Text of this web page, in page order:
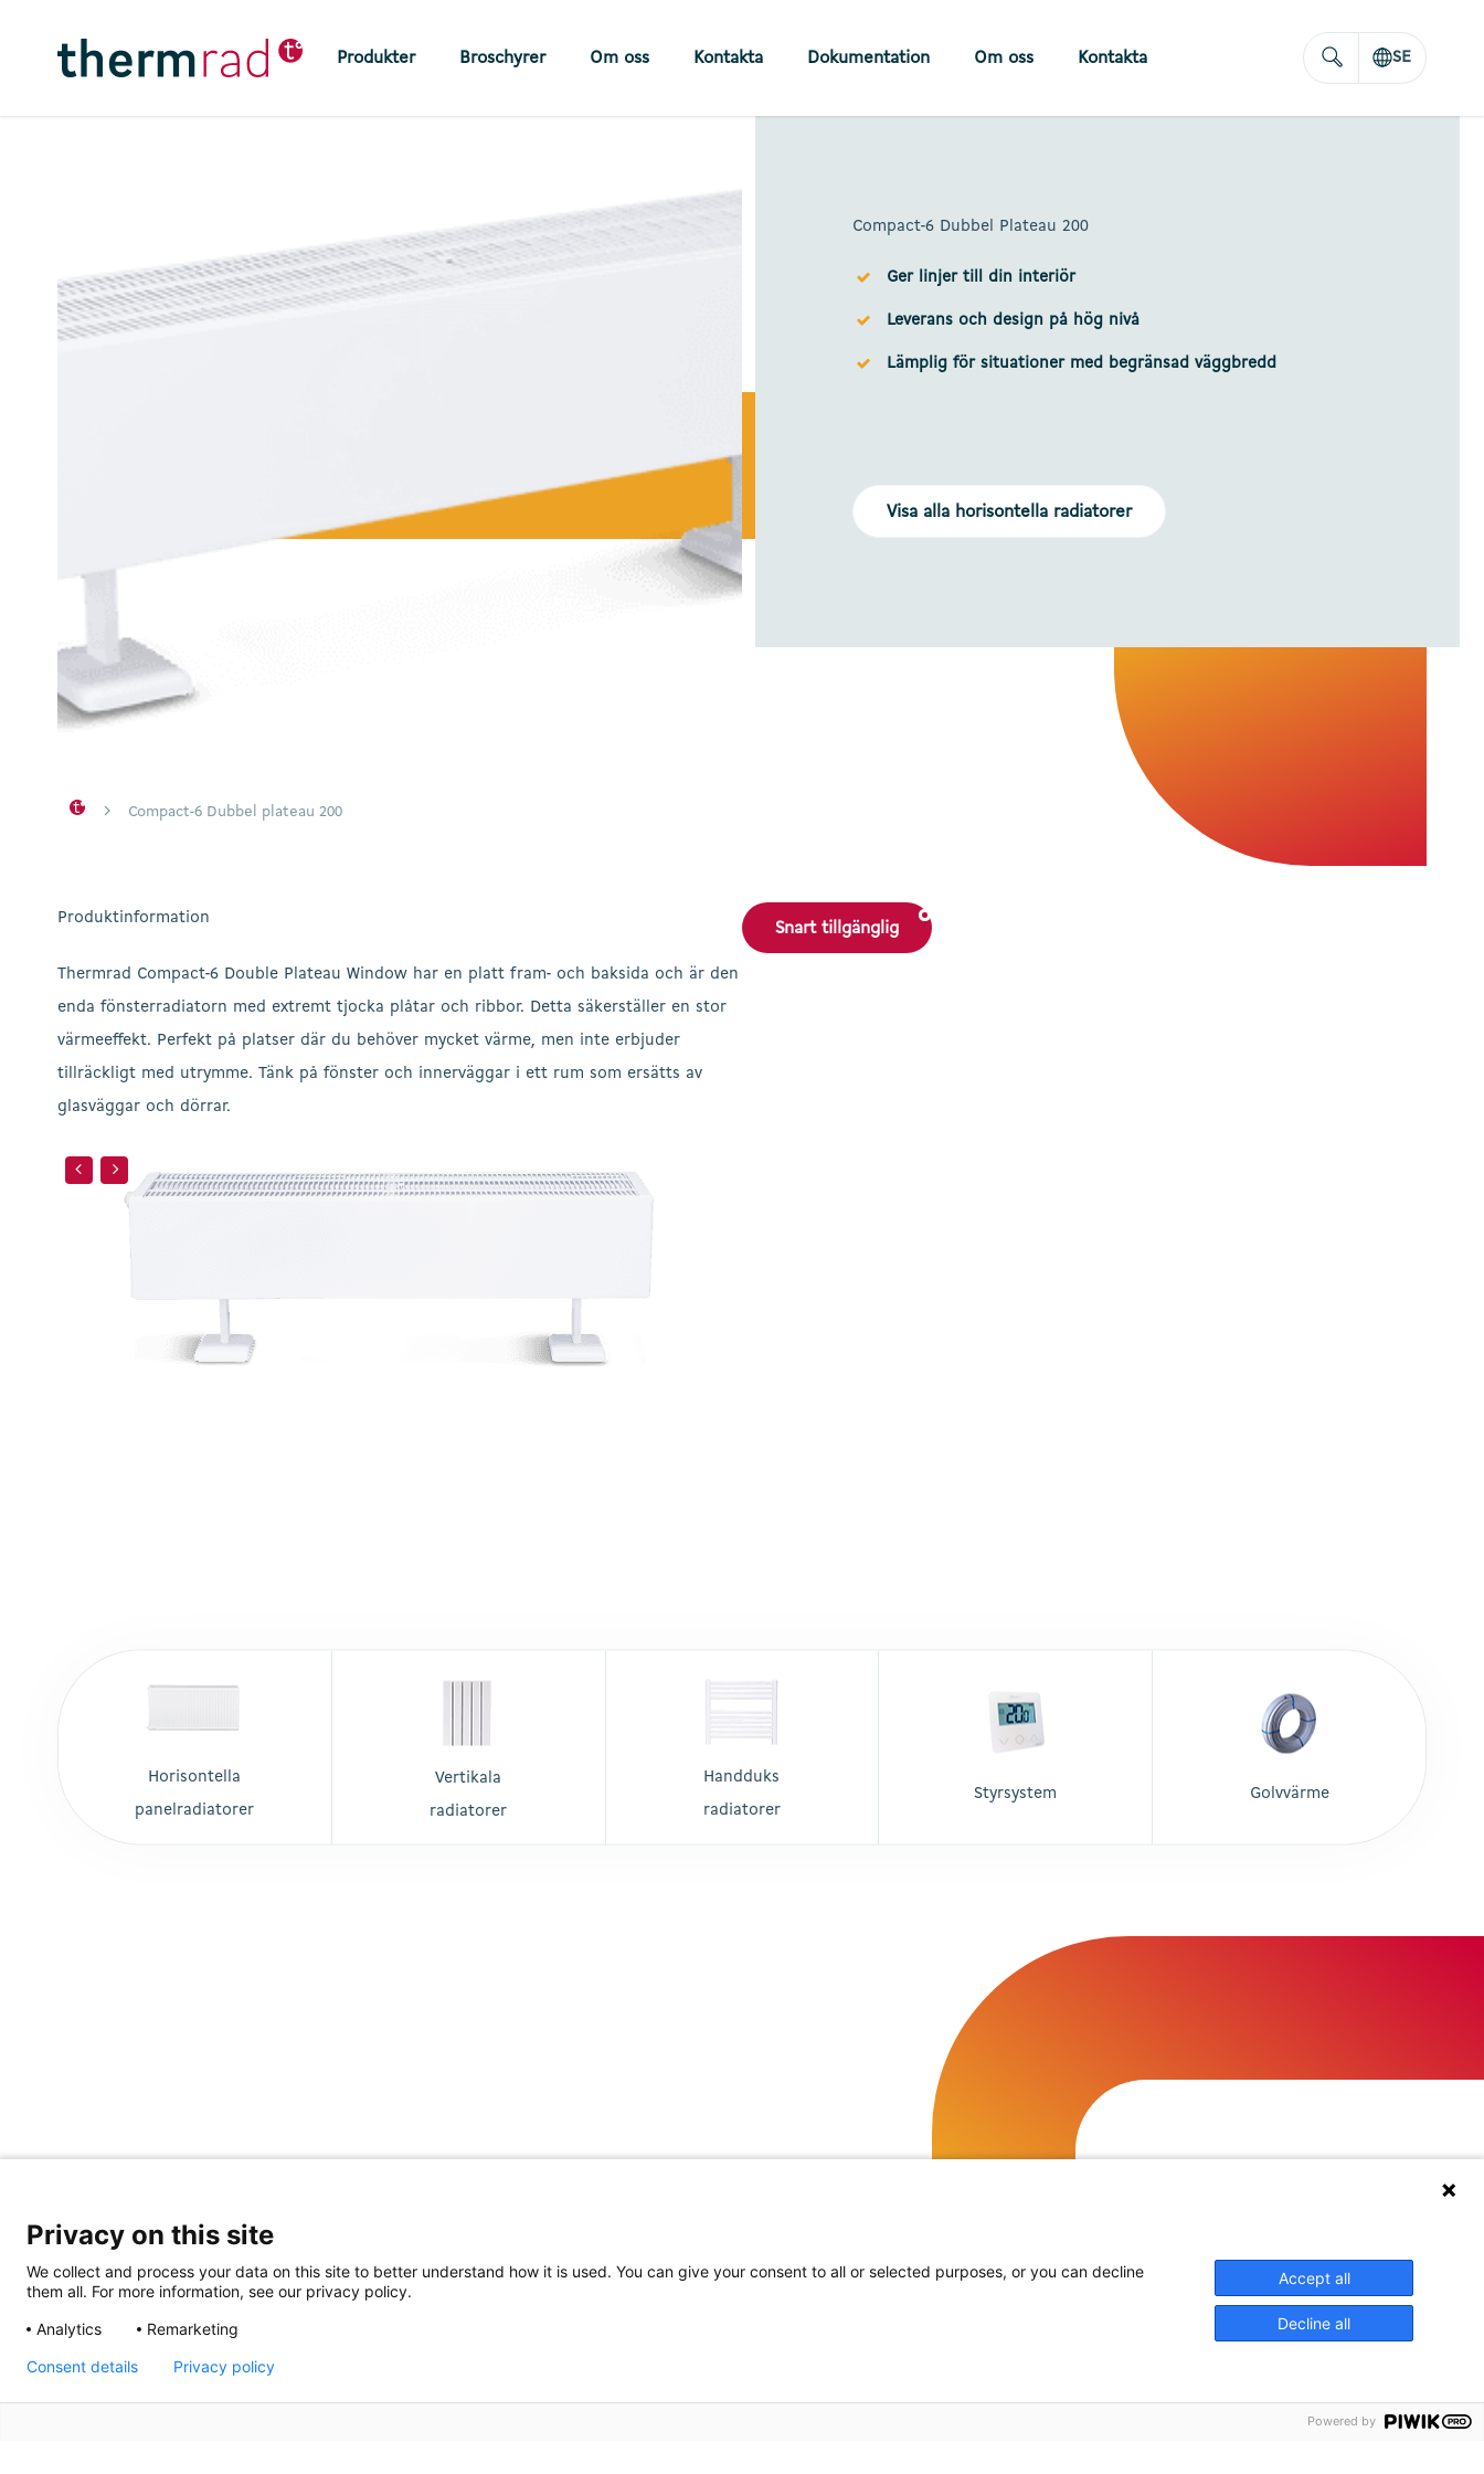
Produkter Broschyrer Om oss Kontakta Dokumentation Om oss Kontakta SE
Compact-6 Dubbel Plateau 200
Ger linjer till din interiör
Leverans och design på hög nivå
Lämplig för situationer med begränsad väggbredd
Visa alla horisontella radiatorer
Compact-6 Dubbel plateau 200
Produktinformation
Thermrad Compact-6 Double Plateau Window har en platt fram- och baksida och är den
enda fönsterradiatorn med extremt tjocka plåtar och ribbor. Detta säkerställer en stor
värmeeffekt. Perfekt på platser där du behöver mycket värme, men inte erbjuder
tillräckligt med utrymme. Tänk på fönster och innerväggar i ett rum som ersätts av
glasväggar och dörrar.
Snart tillgänglig
Horisontella
panelradiatorer
Vertikala
radiatorer
Handduks
radiatorer
Styrsystem Golvvärme
Privacy on this site
We collect and process your data on this site to better understand how it is used. You can give your consent to all or selected purposes, or you can decline
them all. For more information, see our privacy policy.
Analytics
Remarketing
Accept all
Decline all
Consent details Privacy policy
Powered by